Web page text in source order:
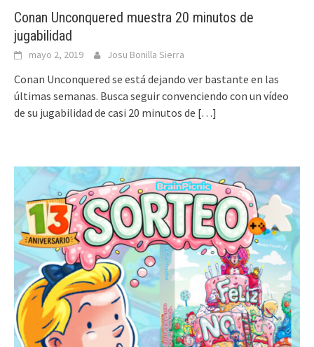
Conan Unconquered muestra 20 minutos de
jugabilidad
mayo 2, 2019 Josu Bonilla Sierra
Conan Unconquered se está dejando ver bastante en las
últimas semanas. Busca seguir convenciendo con un vídeo
de su jugabilidad de casi 20 minutos de […]